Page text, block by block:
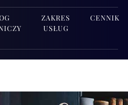
ZAKRES
USŁUG
CENNIK